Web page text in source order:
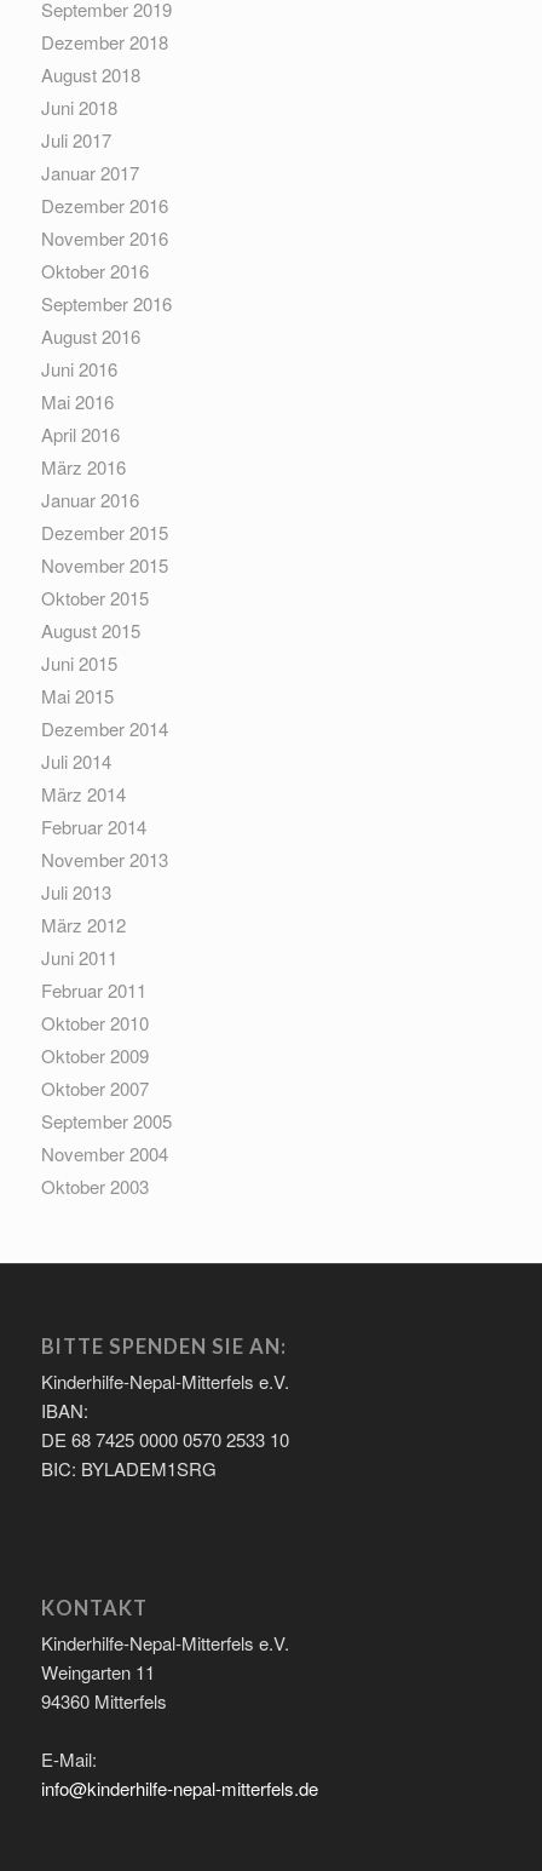
September 2019
Dezember 2018
August 2018
Juni 2018
Juli 2017
Januar 2017
Dezember 2016
November 2016
Oktober 2016
September 2016
August 2016
Juni 2016
Mai 2016
April 2016
März 2016
Januar 2016
Dezember 2015
November 2015
Oktober 2015
August 2015
Juni 2015
Mai 2015
Dezember 2014
Juli 2014
März 2014
Februar 2014
November 2013
Juli 2013
März 2012
Juni 2011
Februar 2011
Oktober 2010
Oktober 2009
Oktober 2007
September 2005
November 2004
Oktober 2003
BITTE SPENDEN SIE AN:
Kinderhilfe-Nepal-Mitterfels e.V.
IBAN:
DE 68 7425 0000 0570 2533 10
BIC: BYLADEM1SRG
KONTAKT
Kinderhilfe-Nepal-Mitterfels e.V.
Weingarten 11
94360 Mitterfels
E-Mail:
info@kinderhilfe-nepal-mitterfels.de